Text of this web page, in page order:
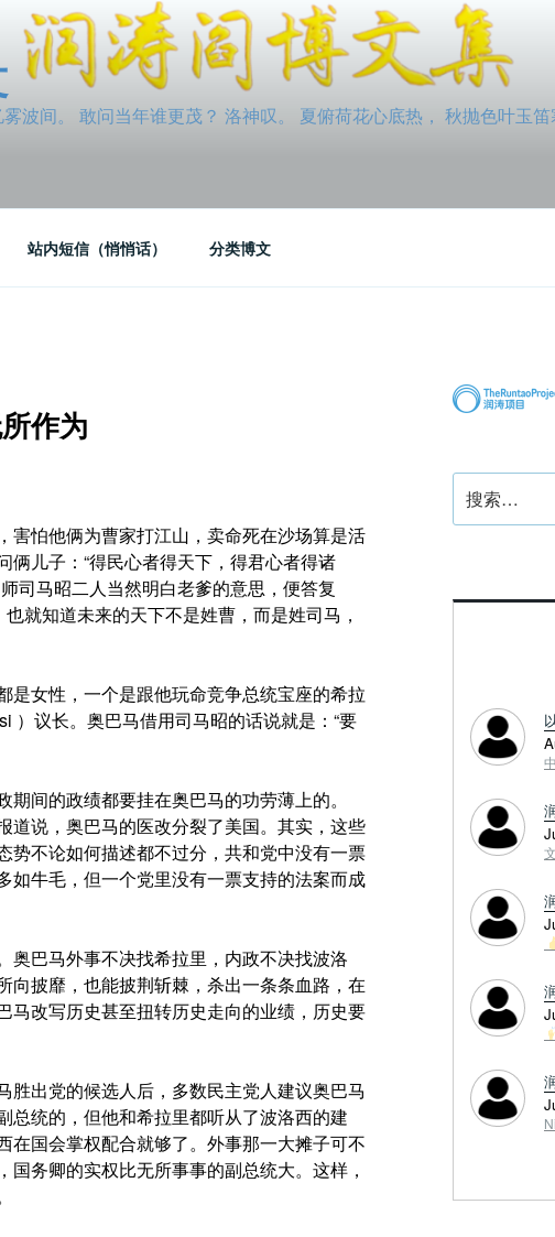
波间。 敢问当年谁更茂？ 洛神叹。 夏俯荷花心底热， 秋抛色叶玉
站内短信（悄悄话） 分类博文
作为
害怕他俩为曹家打江山，卖命死在沙场算是活
儿子：“得民心者得天下，得君心者得诸
司马昭二人当然明白老爹的意思，便答复
就知道未来的天下不是姓曹，而是姓司马，
是女性，一个是跟他玩命竞争总统宝座的希拉
）议长。奥巴马借用司马昭的话说就是：“要
间的政绩都要挂在奥巴马的功劳薄上的。
道说，奥巴马的医改分裂了美国。其实，这些
势不论如何描述都不过分，共和党中没有一票
如牛毛，但一个党里没有一票支持的法案而成
奥巴马外事不决找希拉里，内政不决找波洛
披靡，也能披荆斩棘，杀出一条条血路，在
马改写历史甚至扭转历史走向的业绩，历史要
出党的候选人后，多数民主党人建议奥巴马
总统的，但他和希拉里都听从了波洛西的建
国会掌权配合就够了。外事那一大摊子可不
务卿的实权比无所事事的副总统大。这样，
索：